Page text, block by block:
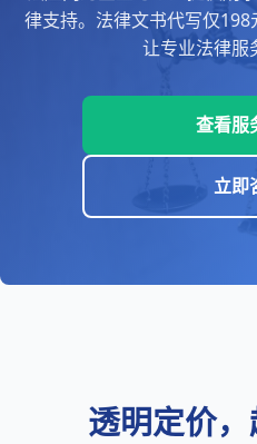
律支持。法律文书代写仅198
让专业法律服
查看服
立即
透明定价